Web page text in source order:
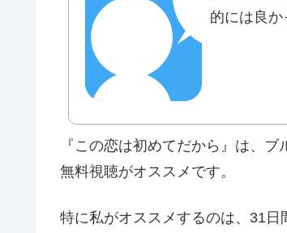
的には良か
『この恋は初めてだから』は、
無料視聴がオススメです。
特に私がオススメするのは、31日